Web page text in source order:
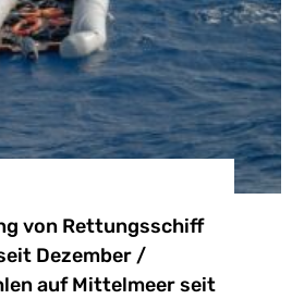
von Rettungsschiff
Dezember /
auf Mittelmeer seit